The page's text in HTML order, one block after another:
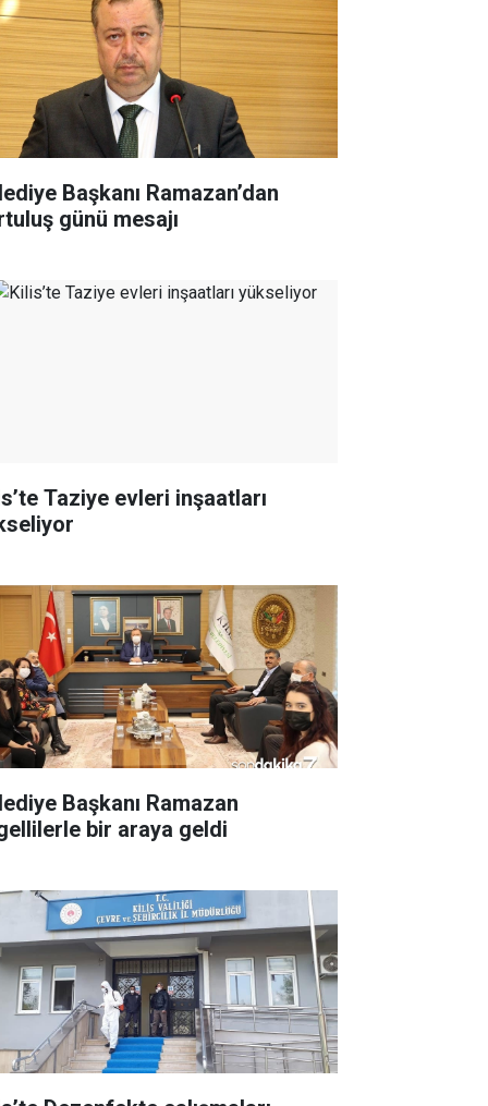
Başkanı Ramazan’dan
günü mesajı
Taziye evleri inşaatları
Başkanı Ramazan
bir araya geldi